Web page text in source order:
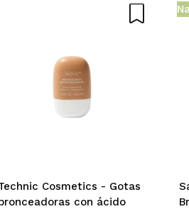
Cosmetics - Gotas
con ácido